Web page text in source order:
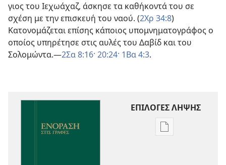
γιος του Ιεχωάχαζ, άσκησε τα καθήκοντά του σε
σχέση με την επισκευή του ναού. (2Χρ 34:8)
Κατονομάζεται επίσης κάποιος υπομνηματογράφος ο
οποίος υπηρέτησε στις αυλές του Δαβίδ και του
Σολομώντα.—2Σα 8:16· 20:24· 1Βα 4:3.
ΕΠΙΛΟΓΕΣ ΛΗΨΗΣ
Επιλογές